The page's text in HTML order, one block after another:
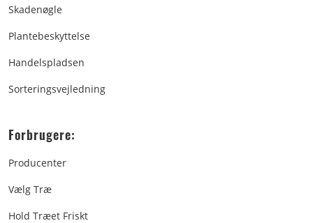
Skadenøgle
Plantebeskyttelse
Handelspladsen
Sorteringsvejledning
Forbrugere:
Producenter
Vælg Træ
Hold Træet Friskt